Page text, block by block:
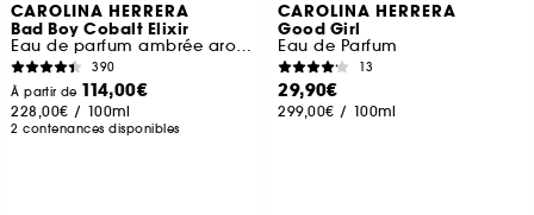
CAROLINA HERRERA
Bad Boy Cobalt Elixir
Eau de parfum ambrée aromatique
390
À partir de 114,00€
228,00€ / 100ml
2 contenances disponibles
CAROLINA HERRERA
Good Girl
Eau de Parfum
13
29,90€
299,00€ / 100ml